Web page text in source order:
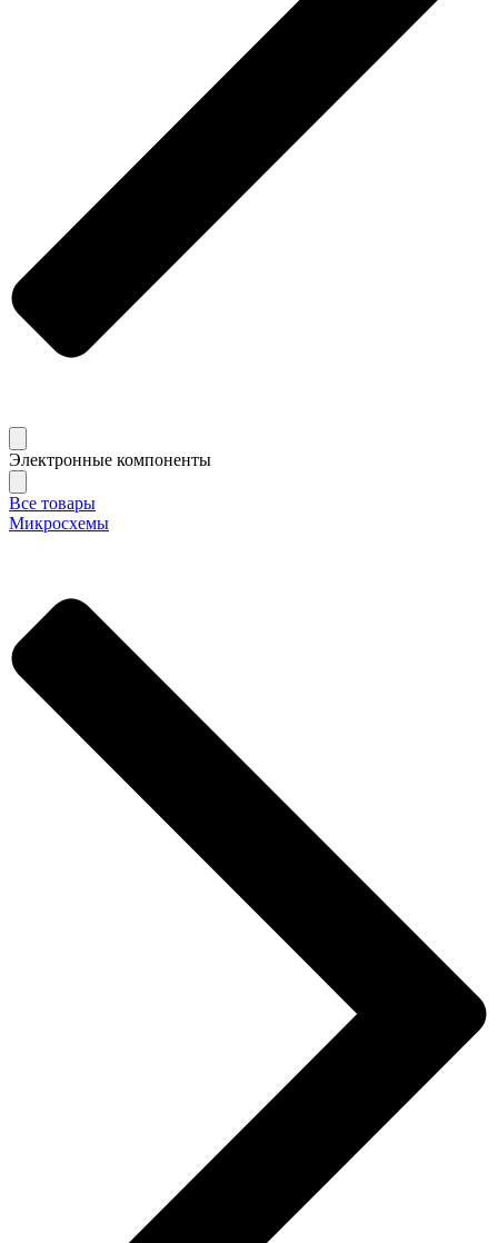
Электронные компоненты
Все товары
Микросхемы